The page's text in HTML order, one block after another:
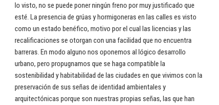
lo visto, no se puede poner ningún freno por muy justificado que
esté. La presencia de grúas y hormigoneras en las calles es visto
como un estado benéfico, motivo por el cual las licencias y las
recalificaciones se otorgan con una facilidad que no encuentra
barreras. En modo alguno nos oponemos al lógico desarrollo
urbano, pero propugnamos que se haga compatible la
sostenibilidad y habitabilidad de las ciudades en que vivimos con la
preservación de sus señas de identidad ambientales y
arquitectónicas porque son nuestras propias señas, las que han